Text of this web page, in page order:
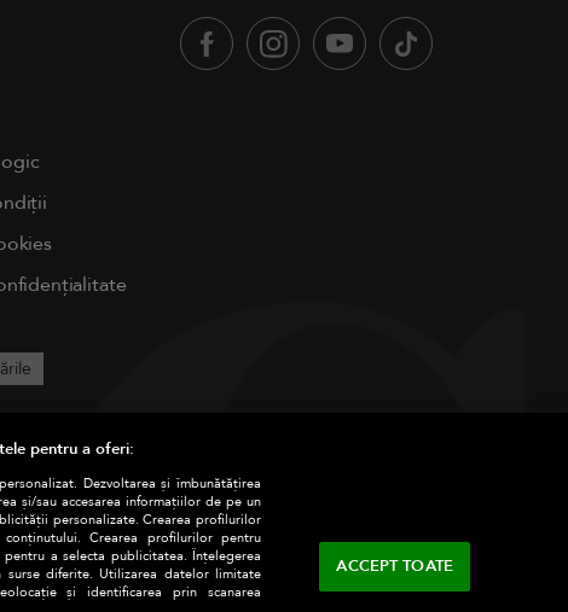
pentru a oferi:
Dezvoltarea și îmbunătățirea
și/sau accesarea informațiilor de pe un
personalizate. Crearea profilurilor
Crearea profilurilor pentru
a selecta publicitatea. Înțelegerea
diferite. Utilizarea datelor limitate
și identificarea prin scanarea
ACCEPT TOATE